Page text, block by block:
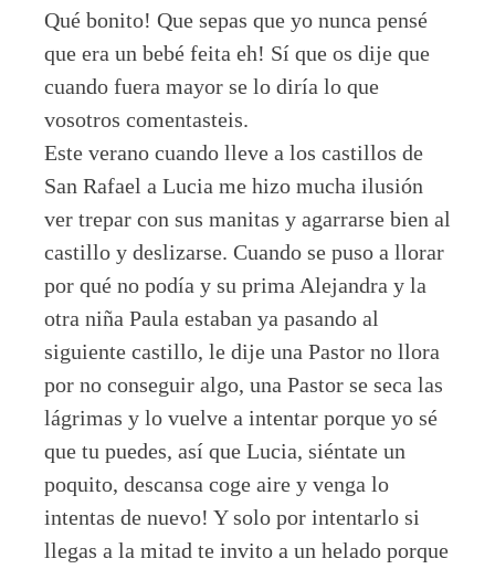
Qué bonito! Que sepas que yo nunca pensé
que era un bebé feita eh! Sí que os dije que
cuando fuera mayor se lo diría lo que
vosotros comentasteis.
Este verano cuando lleve a los castillos de
San Rafael a Lucia me hizo mucha ilusión
ver trepar con sus manitas y agarrarse bien al
castillo y deslizarse. Cuando se puso a llorar
por qué no podía y su prima Alejandra y la
otra niña Paula estaban ya pasando al
siguiente castillo, le dije una Pastor no llora
por no conseguir algo, una Pastor se seca las
lágrimas y lo vuelve a intentar porque yo sé
que tu puedes, así que Lucia, siéntate un
poquito, descansa coge aire y venga lo
intentas de nuevo! Y solo por intentarlo si
llegas a la mitad te invito a un helado porque